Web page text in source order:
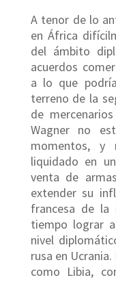
A tenor de lo
en África
del ámbito
acuerdos
a lo que
terreno de la
de
Wagner no
momentos, y
liquidado en
venta de
extender su
francesa de la
tiempo lograr
nivel
rusa en
como Libia,